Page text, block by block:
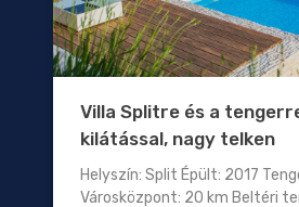
Villa Splitre és a
kilátással, nagy telken
Helyszín: Split Épült: 2017
Városközpont: 20 km Beltéri